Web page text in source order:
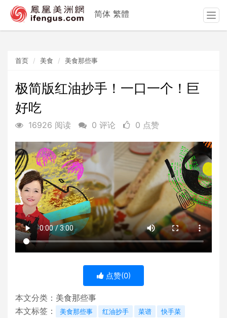
首页 美食 美食那些事
极简版红油抄手！一口一个！巨
好吃
16926 阅读 0 评论 0 点赞
点赞(0)
本文分类： 美食那些事
本文标签：
美食那些事 红油抄手 菜谱
快手菜
简体 繁體
T
o
a
t
i
o
n